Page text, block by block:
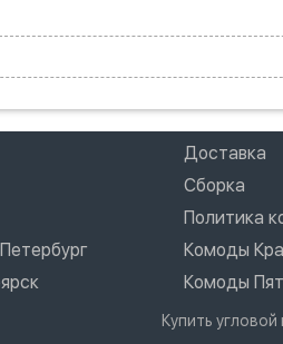
Доставка
Сборка
Политика
Комоды
Комоды
Купить